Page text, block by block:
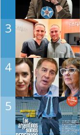
3
4
5